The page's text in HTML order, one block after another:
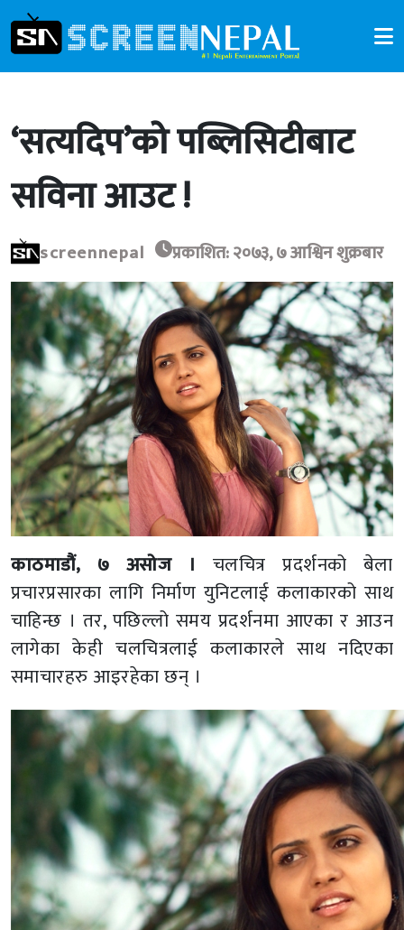
‘सत्यदिप’को पब्लिसिटीबाट
सविना आउट !
screennepal प्रकाशित: २०७३, ७ आश्विन शुक्रबार
काठमाडौं, ७ असोज । चलचित्र प्रदर्शनको बेला
प्रचारप्रसारका लागि निर्माण युनिटलाई कलाकारको साथ
चाहिन्छ । तर, पछिल्लो समय प्रदर्शनमा आएका र आउन
लागेका केही चलचित्रलाई कलाकारले साथ नदिएका
समाचारहरु आइरहेका छन् ।